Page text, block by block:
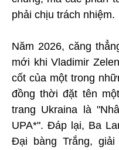
phải chịu trách nhiệm.
Năm 2026, căng
mới khi Vladimir
cốt của một trong
đồng thời đặt tên
trang Ukraina là
UPA*". Đáp lại, Ba
Đại bàng Trắng,